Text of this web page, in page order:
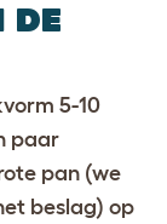
DE
5-10
paar
pan (we
beslag) op